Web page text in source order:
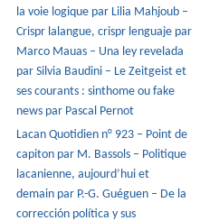
la voie logique par Lilia Mahjoub –
Crispr lalangue, crispr lenguaje par
Marco Mauas – Una ley revelada
par Silvia Baudini – Le Zeitgeist et
ses courants : sinthome ou fake
news par Pascal Pernot
Lacan Quotidien n° 923 – Point de
capiton par M. Bassols – Politique
lacanienne, aujourd’hui et
demain par P.-G. Guéguen – De la
corrección política y sus